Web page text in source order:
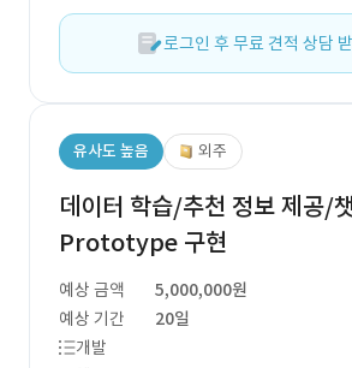
로그인 후 무료 견적 상담
유사도 높음 외주
데이터 학습/추천 정보 제공/
Prototype 구현
예상 금액
5,000,000원
예상 기간
20일
개발